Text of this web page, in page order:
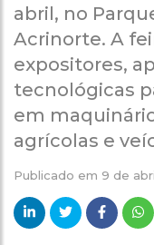
abril, no
Acrinorte. A
expositores,
tecnológicas
em
agrícolas e
Publicado em 9 de